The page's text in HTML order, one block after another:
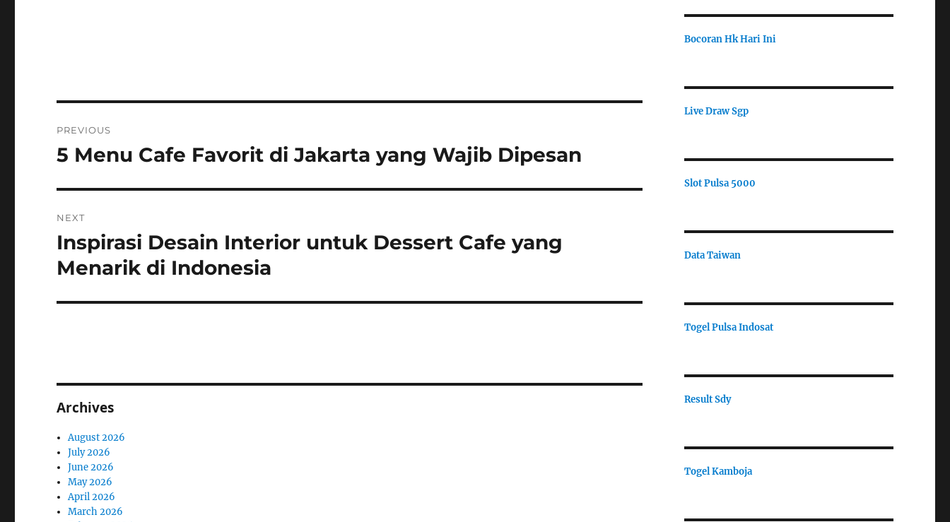
navigation
PREVIOUS
Previous
5 Menu Cafe Favorit di Jakarta yang Wajib Dipesan
NEXT
Next
post:
Inspirasi Desain Interior untuk Dessert Cafe yang
Menarik di Indonesia
Archives
August 2026
July 2026
June 2026
May 2026
April 2026
March 2026
Bocoran Hk Hari Ini
Live Draw Sgp
Slot Pulsa 5000
Data Taiwan
Togel Pulsa Indosat
Result Sdy
Togel Kamboja